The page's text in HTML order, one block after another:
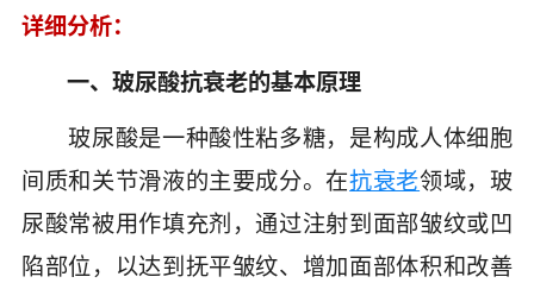
详细分析：
一、玻尿酸抗衰老的基本原理
玻尿酸是一种酸性粘多糖，是构成人体细胞
间质和关节滑液的主要成分。在抗衰老领域，玻
尿酸常被用作填充剂，通过注射到面部皱纹或凹
陷部位，以达到抚平皱纹、增加面部体积和改善